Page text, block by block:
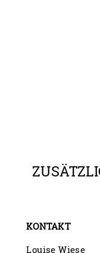
KONTAKT
Louise Wiese